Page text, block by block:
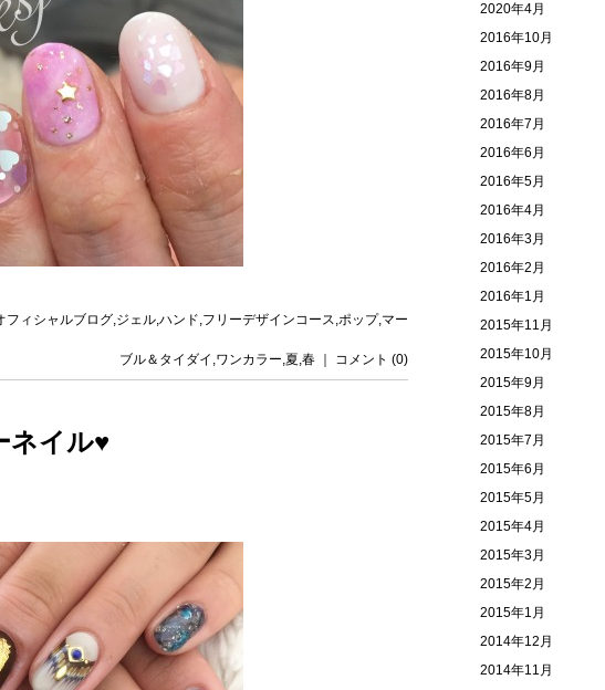
フィシャルブログ,ジェル,ハンド,フリーデザインコース,ポップ,マー
ブル＆タイダイ ,ワンカラー,夏,春 コメント (0)
ネイル♥️
2020年4月
2016年10月
2016年9月
2016年8月
2016年7月
2016年6月
2016年5月
2016年4月
2016年3月
2016年2月
2016年1月
2015年11月
2015年10月
2015年9月
2015年8月
2015年7月
2015年6月
2015年5月
2015年4月
2015年3月
2015年2月
2015年1月
2014年12月
2014年11月